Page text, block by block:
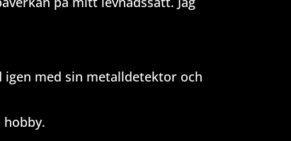
med sin metalldetektor och
hobby.